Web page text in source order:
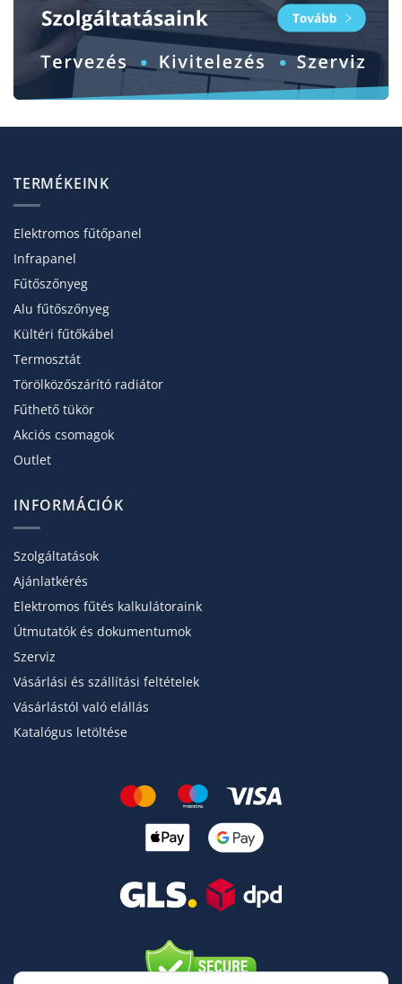
variációja
van.
A
változatok
a
termékoldalon
TERMÉKEINK
Elektromos fűtőpanel
Infrapanel
Fűtőszőnyeg
Alu fűtőszőnyeg
Kültéri fűtőkábel
Termosztát
Törölköző­szárító radiátor
Fűthető tükör
Akciós csomagok
Outlet
INFORMÁCIÓK
Szolgáltatások
Ajánlatkérés
Elektromos fűtés kalkulátoraink
Útmutatók és dokumentumok
Szerviz
Vásárlási és szállítási feltételek
Vásárlástól való elállás
Katalógus letöltése